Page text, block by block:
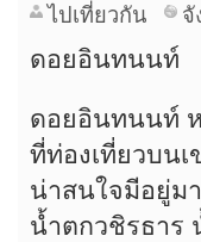
ไปเที่ยวกัน จั
ดอยอินทนนท์
ดอยอินทนนท์
ที่ท่องเที่ยวบน
น่าสนใจมีอยู่ม
น้ำตกวชิรธาร